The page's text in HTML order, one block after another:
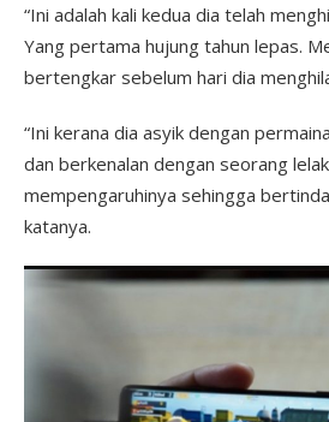
“Ini adalah kali kedua dia telah
Yang pertama hujung tahun lepas.
bertengkar sebelum hari dia
“Ini kerana dia asyik dengan
dan berkenalan dengan seorang
mempengaruhinya sehingga
katanya.